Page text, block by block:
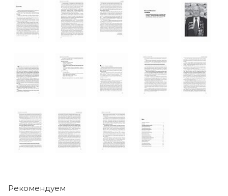
Рекомендуем